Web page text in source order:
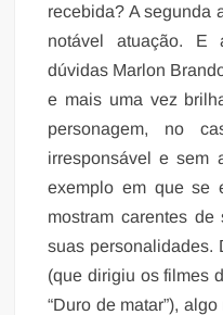
recebida? A segunda
notável atuação. E
dúvidas Marlon
e mais uma vez
personagem, no
irresponsável e sem
exemplo em que se
mostram carentes
suas personalidades.
(que dirigiu os filmes
“Duro de matar”),